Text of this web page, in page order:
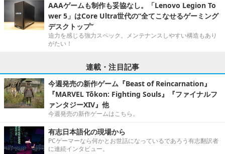
AAAゲームも制作も妥協なし。「Lenovo Legion To
wer 5」はCore Ultra世代の“全てこなせるゲーミング
デスクトップ”
迫力を感じる強力スペック。メンテナンスしやすい構造もあり
がたい！
連載・注目記事
今週発売の新作ゲーム『Beast of Reincarnation』
『MARVEL Tōkon: Fighting Souls』『ファイナルフ
ァンタジーXIV』他
今週発売の新作ゲームはこちら。
有志日本語化の現場から
PCゲーマーなら何かとお世話になっているであろう有志翻訳者
に連続インタビュー。